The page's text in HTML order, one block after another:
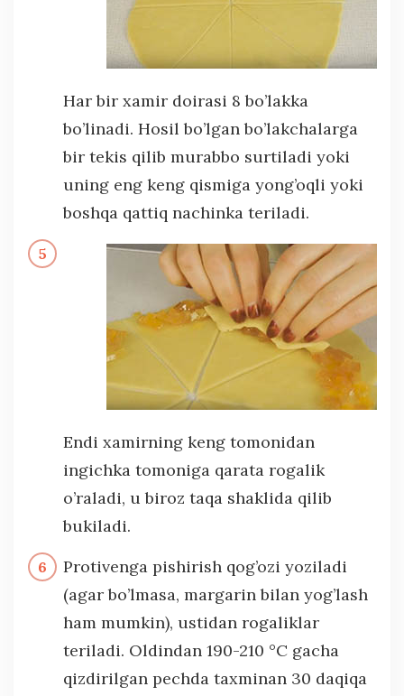
Har bir xamir doirasi 8 bo’lakka
bo’linadi. Hosil bo’lgan bo’lakchalarga
bir tekis qilib murabbo surtiladi yoki
uning eng keng qismiga yong’oqli yoki
boshqa qattiq nachinka teriladi.
Endi xamirning keng tomonidan
ingichka tomoniga qarata rogalik
o’raladi, u biroz taqa shaklida qilib
bukiladi.
Protivenga pishirish qog’ozi yoziladi
(agar bo’lmasa, margarin bilan yog’lash
ham mumkin), ustidan rogaliklar
teriladi. Oldindan 190-210 °C gacha
qizdirilgan pechda taxminan 30 daqiqa